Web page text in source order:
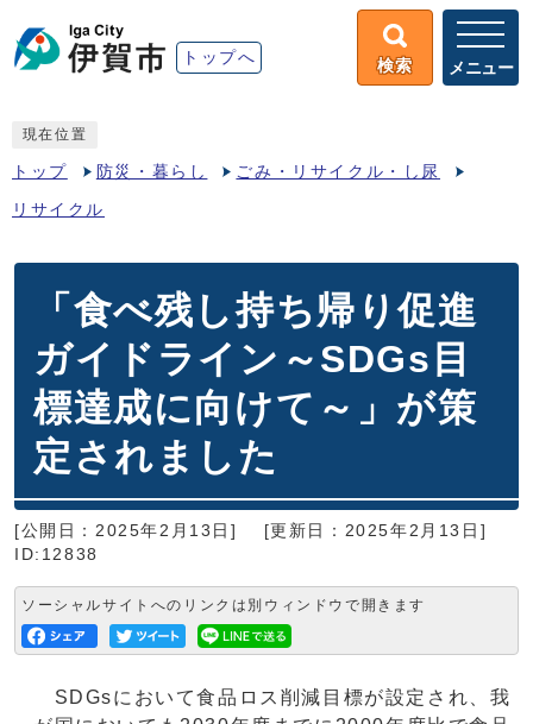
トップへ 検索 メニュー
現在位置
トップ 防災・暮らし ごみ・リサイクル・し尿
リサイクル
「食べ残し持ち帰り促進
ガイドライン～SDGs目
標達成に向けて～」が策
定されました
[公開日：2025年2月13日]
[更新日：2025年2月13日]
ID:12838
ソーシャルサイトへのリンクは別ウィンドウで開きます
SDGsにおいて食品ロス削減目標が設定され、我